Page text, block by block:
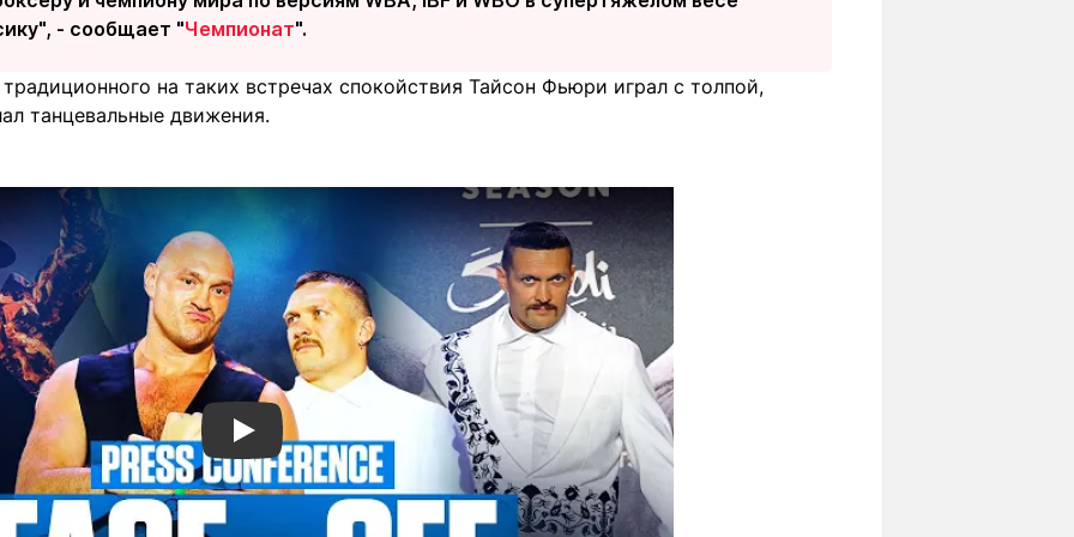
- сообщает "Чемпионат".
на таких встречах спокойствия Тайсон Фьюри играл с толпой,
танцевальные движения.
Смотреть видео YouTube